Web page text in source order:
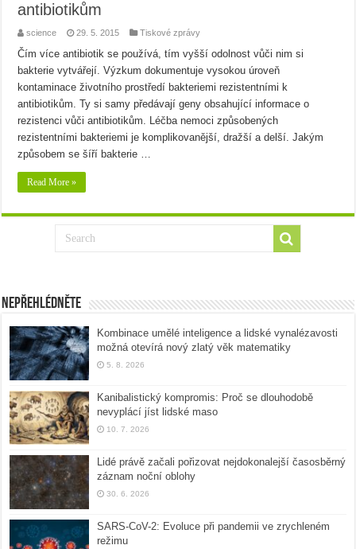
antibiotikům
science 29. 5. 2015 Tiskové zprávy
Čím více antibiotik se používá, tím vyšší odolnost vůči nim si
bakterie vytvářejí. Výzkum dokumentuje vysokou úroveň
kontaminace životního prostředí bakteriemi rezistentními k
antibiotikům. Ty si samy předávají geny obsahující informace o
rezistenci vůči antibiotikům. Léčba nemoci způsobených
rezistentními bakteriemi je komplikovanější, dražší a delší. Jakým
způsobem se šíří bakterie …
Read More »
Nepřehlédněte
Kombinace umělé inteligence a lidské vynalézavosti
možná otevírá nový zlatý věk matematiky
5. 8. 2026
Kanibalistický kompromis: Proč se dlouhodobě
nevyplácí jíst lidské maso
10. 7. 2026
Lidé právě začali pořizovat nejdokonalejší časosběrný
záznam noční oblohy
30. 6. 2026
SARS-CoV-2: Evoluce při pandemii ve zrychleném
režimu